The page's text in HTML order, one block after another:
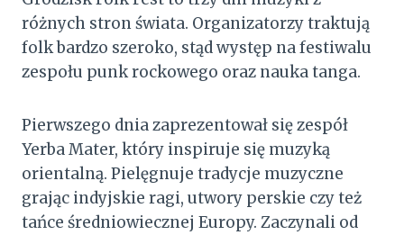
różnych stron świata. Organizatorzy traktują
folk bardzo szeroko, stąd występ na festiwalu
zespołu punk rockowego oraz nauka tanga.
Pierwszego dnia zaprezentował się zespół
Yerba Mater, który inspiruje się muzyką
orientalną. Pielęgnuje tradycje muzyczne
grając indyjskie ragi, utwory perskie czy też
tańce średniowiecznej Europy. Zaczynali od